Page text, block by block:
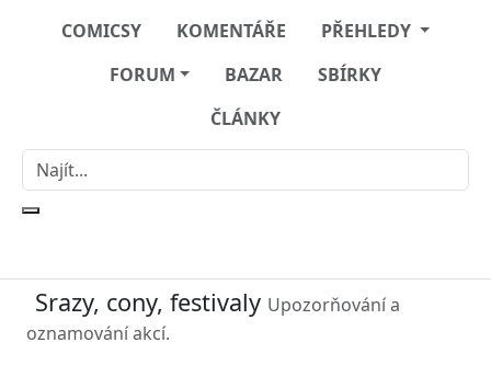
COMICSY KOMENTÁŘE
PŘEHLEDY
FORUM
BAZAR
SBÍRKY
ČLÁNKY
Srazy, cony, festivaly Upozorňování a
oznamování akcí.